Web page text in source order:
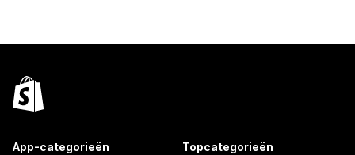
App-categorieën Topcategorieën